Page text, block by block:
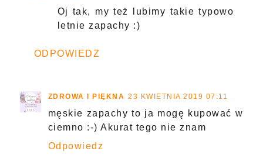
Oj tak, my też lubimy takie typowo
letnie zapachy :)
ODPOWIEDZ
ZDROWA I PIĘKNA 23 KWIETNIA 2019 07:11
męskie zapachy to ja mogę kupować w
ciemno :-) Akurat tego nie znam
Odpowiedz